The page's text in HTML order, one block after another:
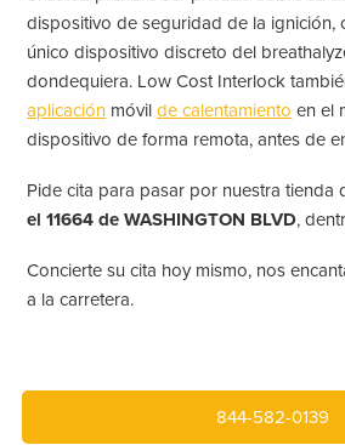
dispositivo de seguridad de la ignición,
único dispositivo discreto del
dondequiera. Low Cost Interlock
aplicación móvilde calentamiento en el
dispositivo de forma remota, antes de
Pide cita para pasar por nuestra tienda
el 11664 de WASHINGTON BLVD,
Concierte su cita hoy mismo, nos
a la carretera.
844-582-0139